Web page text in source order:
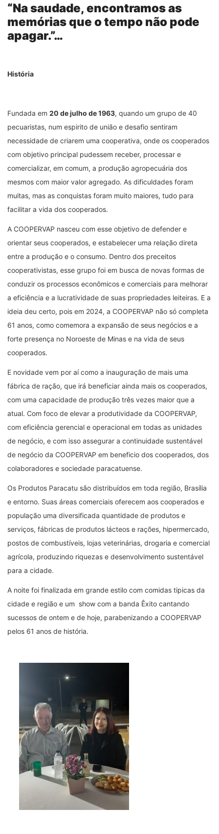
“Na saudade, encontramos as
memórias que o tempo não pode
apagar.”…
História
Fundada em 20 de julho de 1963, quando um grupo de 40
pecuaristas, num espirito de união e desafio sentiram
necessidade de criarem uma cooperativa, onde os cooperados
com objetivo principal pudessem receber, processar e
comercializar, em comum, a produção agropecuária dos
mesmos com maior valor agregado. As dificuldades foram
muitas, mas as conquistas foram muito maiores, tudo para
facilitar a vida dos cooperados.
A COOPERVAP nasceu com esse objetivo de defender e
orientar seus cooperados, e estabelecer uma relação direta
entre a produção e o consumo. Dentro dos preceitos
cooperativistas, esse grupo foi em busca de novas formas de
conduzir os processos econômicos e comerciais para melhorar
a eficiência e a lucratividade de suas propriedades leiteiras. E a
ideia deu certo, pois em 2024, a COOPERVAP não só completa
61 anos, como comemora a expansão de seus negócios e a
forte presença no Noroeste de Minas e na vida de seus
cooperados.
E novidade vem por aí como a inauguração de mais uma
fábrica de ração, que irá beneficiar ainda mais os cooperados,
com uma capacidade de produção três vezes maior que a
atual. Com foco de elevar a produtividade da COOPERVAP,
com eficiência gerencial e operacional em todas as unidades
de negócio, e com isso assegurar a continuidade sustentável
de negócio da COOPERVAP em beneficio dos cooperados, dos
colaboradores e sociedade paracatuense.
Os Produtos Paracatu são distribuídos em toda região, Brasília
e entorno. Suas áreas comerciais oferecem aos cooperados e
população uma diversificada quantidade de produtos e
serviços, fábricas de produtos lácteos e rações, hipermercado,
postos de combustíveis, lojas veterinárias, drogaria e comercial
agrícola, produzindo riquezas e desenvolvimento sustentável
para a cidade.
A noite foi finalizada em grande estilo com comidas tipicas da
cidade e região e um show com a banda Êxito cantando
sucessos de ontem e de hoje, parabenizando a COOPERVAP
pelos 61 anos de história.